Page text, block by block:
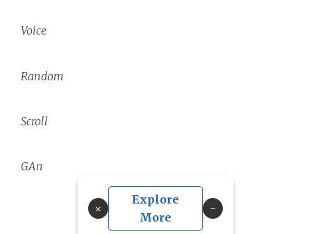
Voice
Random
×
Explore
More
Scroll
GAn